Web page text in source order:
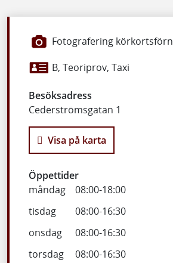
Fotografering
B, Teoriprov, Taxi
Besöksadress
Cederströmsgatan 1
Visa på karta
Öppettider
måndag
08:00-18:00
tisdag
08:00-16:30
onsdag
08:00-16:30
torsdag
08:00-16:30